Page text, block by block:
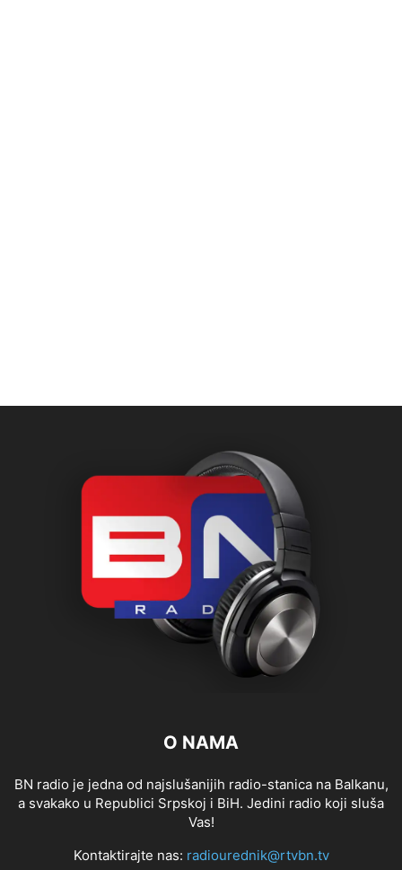
O NAMA
BN radio je jedna od najslušanijih radio-stanica na Balkanu,
a svakako u Republici Srpskoj i BiH. Jedini radio koji sluša
Vas!
Kontaktirajte nas: radiourednik@rtvbn.tv